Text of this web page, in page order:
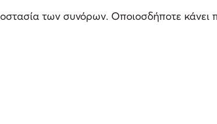
των συνόρων. Οποιοσδήποτε κάνει